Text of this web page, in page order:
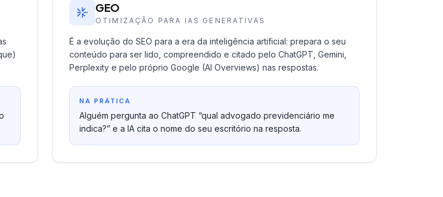
GEO
OTIMIZAÇÃO PARA IAS GENERATIVAS
É a evolução do SEO para a era da inteligência artificial: prepara o seu
conteúdo para ser lido, compreendido e citado pelo ChatGPT, Gemini,
Perplexity e pelo próprio Google (AI Overviews) nas respostas.
NA PRÁTICA
Alguém pergunta ao ChatGPT “qual advogado previdenciário me
indica?” e a IA cita o nome do seu escritório na resposta.